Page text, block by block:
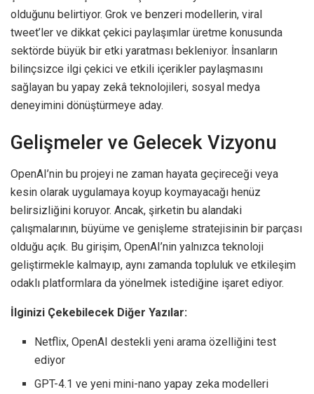
olduğunu belirtiyor. Grok ve benzeri modellerin, viral
tweet’ler ve dikkat çekici paylaşımlar üretme konusunda
sektörde büyük bir etki yaratması bekleniyor. İnsanların
bilinçsizce ilgi çekici ve etkili içerikler paylaşmasını
sağlayan bu yapay zekâ teknolojileri, sosyal medya
deneyimini dönüştürmeye aday.
Gelişmeler ve Gelecek Vizyonu
OpenAI’nin bu projeyi ne zaman hayata geçireceği veya
kesin olarak uygulamaya koyup koymayacağı henüz
belirsizliğini koruyor. Ancak, şirketin bu alandaki
çalışmalarının, büyüme ve genişleme stratejisinin bir parçası
olduğu açık. Bu girişim, OpenAI’nin yalnızca teknoloji
geliştirmekle kalmayıp, aynı zamanda topluluk ve etkileşim
odaklı platformlara da yönelmek istediğine işaret ediyor.
İlginizi Çekebilecek Diğer Yazılar:
Netflix, OpenAI destekli yeni arama özelliğini test
ediyor
GPT-4.1 ve yeni mini-nano yapay zeka modelleri